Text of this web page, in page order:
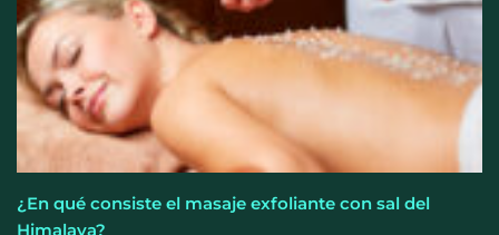
¿En qué consiste el masaje exfoliante con sal del
Himalaya?